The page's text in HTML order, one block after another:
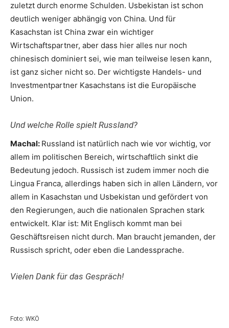
zuletzt durch enorme Schulden. Usbekistan ist schon
deutlich weniger abhängig von China. Und für
Kasachstan ist China zwar ein wichtiger
Wirtschaftspartner, aber dass hier alles nur noch
chinesisch dominiert sei, wie man teilweise lesen kann,
ist ganz sicher nicht so. Der wichtigste Handels- und
Investmentpartner Kasachstans ist die Europäische
Union.
Und welche Rolle spielt Russland?
Machal: Russland ist natürlich nach wie vor wichtig, vor
allem im politischen Bereich, wirtschaftlich sinkt die
Bedeutung jedoch. Russisch ist zudem immer noch die
Lingua Franca, allerdings haben sich in allen Ländern, vor
allem in Kasachstan und Usbekistan und gefördert von
den Regierungen, auch die nationalen Sprachen stark
entwickelt. Klar ist: Mit Englisch kommt man bei
Geschäftsreisen nicht durch. Man braucht jemanden, der
Russisch spricht, oder eben die Landessprache.
Vielen Dank für das Gespräch!
Foto: WKÖ